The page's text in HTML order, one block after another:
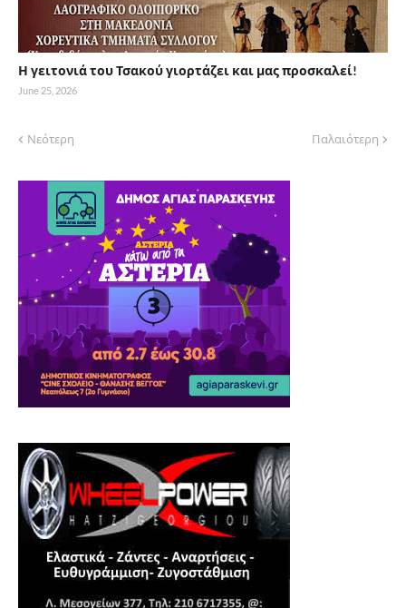
Η γειτονιά του Τσακού γιορτάζει και μας προσκαλεί!
June 25, 2026
Νεότερη Παλαιότερη